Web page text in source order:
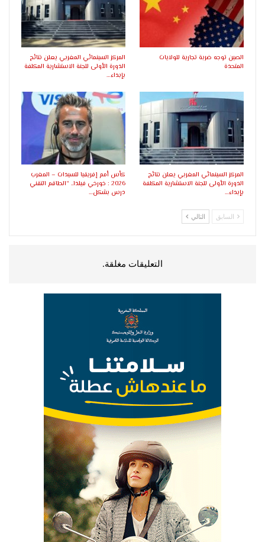
الصين توجه ضربة تجارية للولايات
المتحدة
المركز السينمائي المغربي يعلن نتائج
الدورة الأولى للجنة الاستشارية المكلفة
بإبداء…
المركز السينمائي المغربي يعلن نتائج
الدورة الأولى للجنة الاستشارية المكلفة
بإبداء…
كأس أمم إفريقيا للسيدات – المغرب
2026 : خورخي فيلدا.. “الطاقم التقني
درس بشكل…
السابق التالي
التعليقات مغلقة.